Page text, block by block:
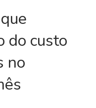
do custo
no